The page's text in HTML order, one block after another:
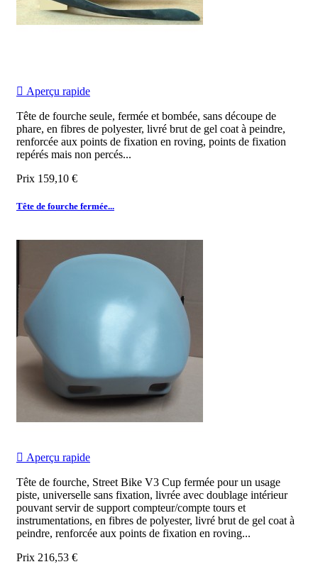
 Aperçu rapide
Tête de fourche seule, fermée et bombée, sans découpe de
phare, en fibres de polyester, livré brut de gel coat à peindre,
renforcée aux points de fixation en roving, points de fixation
repérés mais non percés...
Prix 159,10 €
Tête de fourche fermée...
 Aperçu rapide
Tête de fourche, Street Bike V3 Cup fermée pour un usage
piste, universelle sans fixation, livrée avec doublage intérieur
pouvant servir de support compteur/compte tours et
instrumentations, en fibres de polyester, livré brut de gel coat à
peindre, renforcée aux points de fixation en roving...
Prix 216,53 €